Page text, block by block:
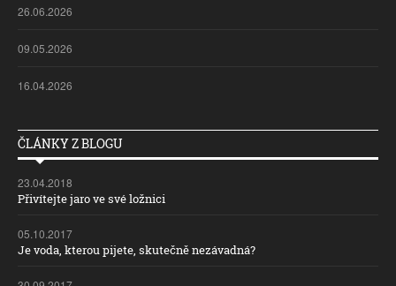
26.06.2026
09.05.2026
16.04.2026
ČLÁNKY Z BLOGU
23.04.2018
Přivítejte jaro ve své ložnici
05.10.2017
Je voda, kterou pijete, skutečně nezávadná?